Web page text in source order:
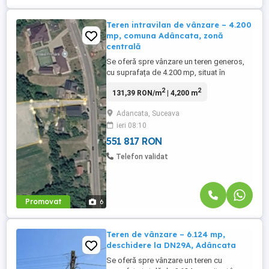
Promovat 6
Teren intravilan de vânzare – 4.200
mp, comuna Adâncata, zonă
centrală
Se oferă spre vânzare un teren generos,
cu suprafața de 4.200 mp, situat în
dar retrasă, liniștită și deosebită, ideală
unei case de vacanță sau pentru un
proiect rezidențial exclusivist. Proprietatea
beneficiază de deschidere ...
131,39 RON/m2| 4,200 m2
Adancata, Suceava
ieri 08:10
551 817 RON
Telefon validat
Teren de vânzare – 6.124 mp,
deschidere la DN29A, Adâncata
Se oferă spre vânzare un teren cu